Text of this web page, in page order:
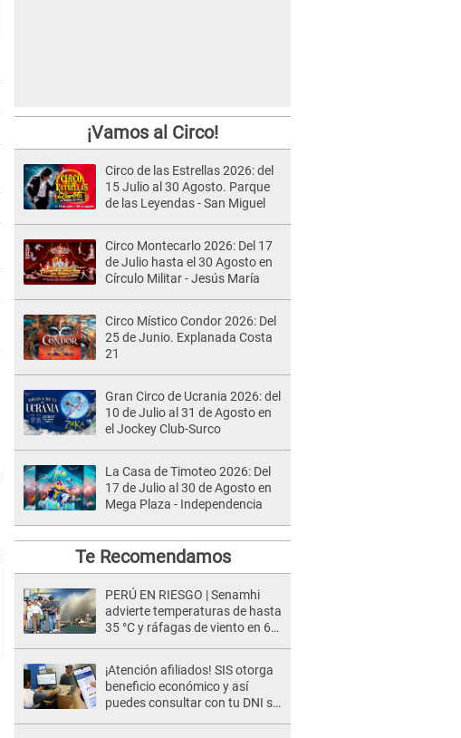
¡Vamos al Circo!
Circo de las Estrellas 2026: del
15 Julio al 30 Agosto. Parque
de las Leyendas - San Miguel
Circo Montecarlo 2026: Del 17
de Julio hasta el 30 Agosto en
Círculo Militar - Jesús María
Circo Místico Condor 2026: Del
25 de Junio. Explanada Costa
21
Gran Circo de Ucrania 2026: del
10 de Julio al 31 de Agosto en
el Jockey Club-Surco
La Casa de Timoteo 2026: Del
17 de Julio al 30 de Agosto en
Mega Plaza - Independencia
Te Recomendamos
PERÚ EN RIESGO | Senamhi
advierte temperaturas de hasta
35 °C y ráfagas de viento en 6
¡Atención afiliados! SIS otorga
beneficio económico y así
puedes consultar con tu DNI si